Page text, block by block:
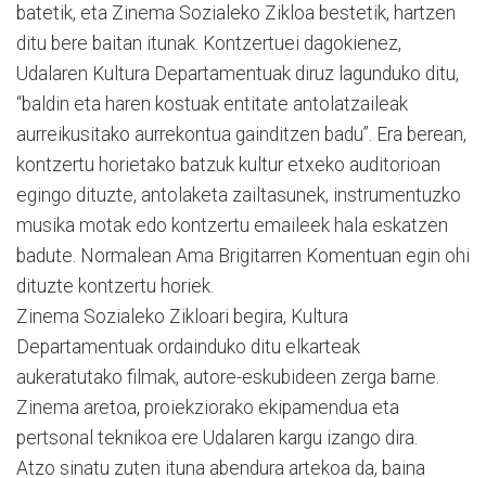
batetik, eta Zinema Sozialeko Zikloa bestetik, hartzen
ditu bere baitan itunak. Kontzertuei dagokienez,
Udalaren Kultura Departamentuak diruz lagunduko ditu,
“baldin eta haren kostuak entitate antolatzaileak
aurreikusitako aurrekontua gainditzen badu”. Era berean,
kontzertu horietako batzuk kultur etxeko auditorioan
egingo dituzte, antolaketa zailtasunek, instrumentuzko
musika motak edo kontzertu emaileek hala eskatzen
badute. Normalean Ama Brigitarren Komentuan egin ohi
dituzte kontzertu horiek.
Zinema Sozialeko Zikloari begira, Kultura
Departamentuak ordainduko ditu elkarteak
aukeratutako filmak, autore-eskubideen zerga barne.
Zinema aretoa, proiekziorako ekipamendua eta
pertsonal teknikoa ere Udalaren kargu izango dira.
Atzo sinatu zuten ituna abendura artekoa da, baina